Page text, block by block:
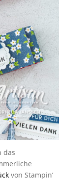
das
von Stampin‘